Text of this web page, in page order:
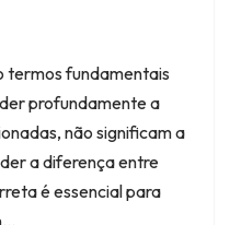
termos fundamentais
profundamente a
não significam a
a diferença entre
é essencial para